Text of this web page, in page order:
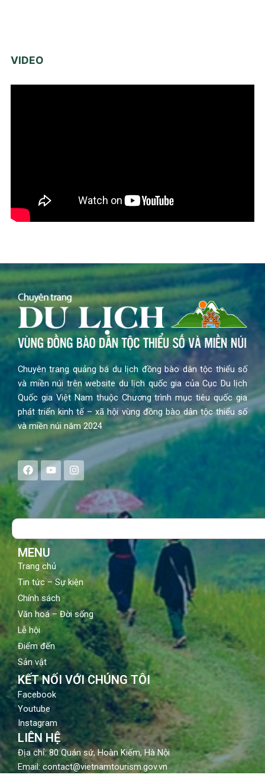
VIDEO
Chuyên trang quảng bá du lịch đồng bào dân tộc thiểu số
và miền núi trên website du lịch quốc gia của Cục Du lịch
Quốc gia Việt Nam thuộc Chương trình mục tiêu quốc gia
phát triển kinh tế – xã hội vùng đồng bào dân tộc thiểu số
và miền núi năm 2024
F
a
c
e
b
o
Y
o
u
t
u
b
I
n
s
a
g
Search
MENU
Trang chủ
Tin tức – Sự kiện
Chính sách
Văn hoá – Đời sống
Lễ hội
Điểm đến
Sản vật
KẾT NỐI VỚI CHÚNG TÔI
Facebook
Youtube
Instagram
LIÊN HỆ
Địa chỉ: 80 Quán sứ, Hoàn Kiếm, Hà Nội
Email: contact@vietnamtourism.gov.vn